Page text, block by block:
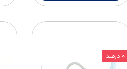
۰ درصد